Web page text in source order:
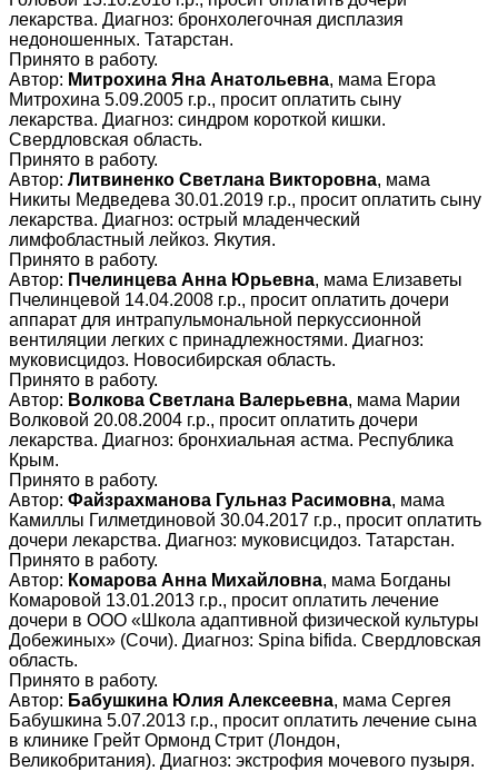
лекарства. Диагноз: бронхолегочная дисплазия
недоношенных. Татарстан.
Принято в работу.
Автор: Митрохина Яна Анатольевна, мама Егора
Митрохина 5.09.2005 г.р., просит оплатить сыну
лекарства. Диагноз: синдром короткой кишки.
Свердловская область.
Принято в работу.
Автор: Литвиненко Светлана Викторовна, мама
Никиты Медведева 30.01.2019 г.р., просит оплатить сыну
лекарства. Диагноз: острый младенческий
лимфобластный лейкоз. Якутия.
Принято в работу.
Автор: Пчелинцева Анна Юрьевна, мама Елизаветы
Пчелинцевой 14.04.2008 г.р., просит оплатить дочери
аппарат для интрапульмональной перкуссионной
вентиляции легких с принадлежностями. Диагноз:
муковисцидоз. Новосибирская область.
Принято в работу.
Автор: Волкова Светлана Валерьевна, мама Марии
Волковой 20.08.2004 г.р., просит оплатить дочери
лекарства. Диагноз: бронхиальная астма. Республика
Крым.
Принято в работу.
Автор: Файзрахманова Гульназ Расимовна, мама
Камиллы Гилметдиновой 30.04.2017 г.р., просит оплатить
дочери лекарства. Диагноз: муковисцидоз. Татарстан.
Принято в работу.
Автор: Комарова Анна Михайловна, мама Богданы
Комаровой 13.01.2013 г.р., просит оплатить лечение
дочери в ООО «Школа адаптивной физической культуры
Добежиных» (Сочи). Диагноз: Spina bifida. Свердловская
область.
Принято в работу.
Автор: Бабушкина Юлия Алексеевна, мама Сергея
Бабушкина 5.07.2013 г.р., просит оплатить лечение сына
в клинике Грейт Ормонд Стрит (Лондон,
Великобритания). Диагноз: экстрофия мочевого пузыря.